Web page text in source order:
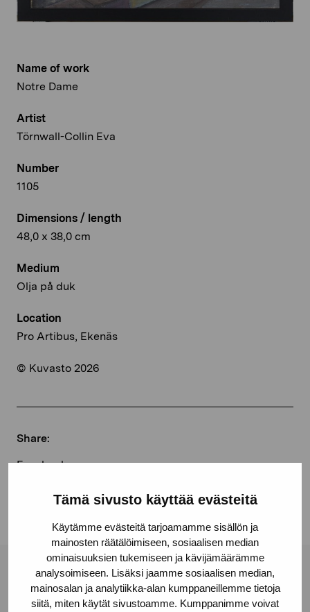
Tämä sivusto käyttää evästeitä
Käytämme evästeitä tarjoamamme sisällön ja
mainosten räätälöimiseen, sosiaalisen median
ominaisuuksien tukemiseen ja kävijämäärämme
analysoimiseen. Lisäksi jaamme sosiaalisen median,
mainosalan ja analytiikka-alan kumppaneillemme tietoja
siitä, miten käytät sivustoamme. Kumppanimme voivat
Name of work
Notre Dame
Artist
Törnwall-Collin Eva
Number
1105
Dimensions / length
48,0 x 38,0 cm
Medium
Olja på duk
Location
Pro Artibus, Ekenäs
© Kuvasto 2026
Share:
Facebook
Pro Artibus Foundation